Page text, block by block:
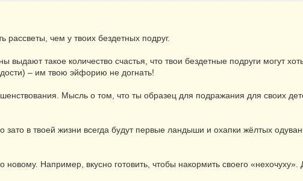
чем у твоих бездетных подруг.
выдают такое количество счастья, что твои бездетные подруги могут
– им твою эйфорию не догнать!
Мысль о том, что ты образец для подражания для своих
в твоей жизни всегда будут первые ландыши и охапки жёлтых
Например, вкусно готовить, чтобы накормить своего